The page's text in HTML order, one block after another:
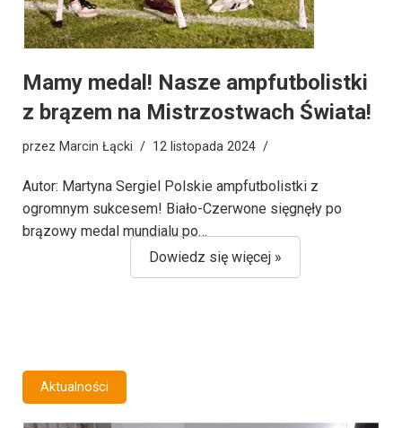
Mamy medal! Nasze ampfutbolistki
z brązem na Mistrzostwach Świata!
przez Marcin Łącki 12 listopada 2024
Autor: Martyna Sergiel Polskie ampfutbolistki z
ogromnym sukcesem! Biało-Czerwone sięgnęły po
brązowy medal mundialu po…
Dowiedz się więcej »
Aktualności